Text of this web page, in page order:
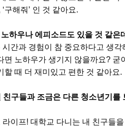
‘구해줘 ’ 인 것 같아요.
하우나 에피소드도 있을 것 같은데
시간과 경험이 참 중요하다고 생각
면 노하우가 생기지 않을까요? 굳
할 때 더 재미있고 편한 것 같아요.
구들과 조금은 다른 청소년기를
라이프! 대학교 다니는 내 친구들